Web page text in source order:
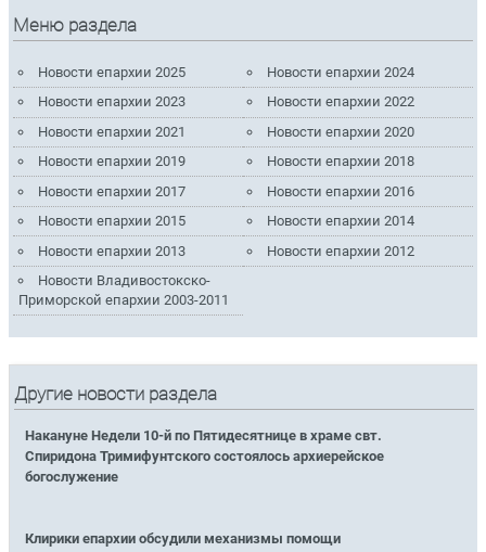
Меню раздела
Новости епархии 2025
Новости епархии 2024
Новости епархии 2023
Новости епархии 2022
Новости епархии 2021
Новости епархии 2020
Новости епархии 2019
Новости епархии 2018
Новости епархии 2017
Новости епархии 2016
Новости епархии 2015
Новости епархии 2014
Новости епархии 2013
Новости епархии 2012
Новости Владивостокско-
Приморской епархии 2003-2011
Другие новости раздела
Накануне Недели 10-й по Пятидесятнице в храме свт.
Спиридона Тримифунтского состоялось архиерейское
богослужение
Клирики епархии обсудили механизмы помощи